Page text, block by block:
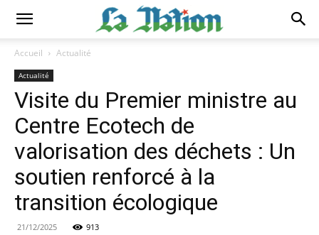
Accueil Actualité
Actualité
Visite du Premier ministre au
Centre Ecotech de
valorisation des déchets : Un
soutien renforcé à la
transition écologique
21/12/2025 913